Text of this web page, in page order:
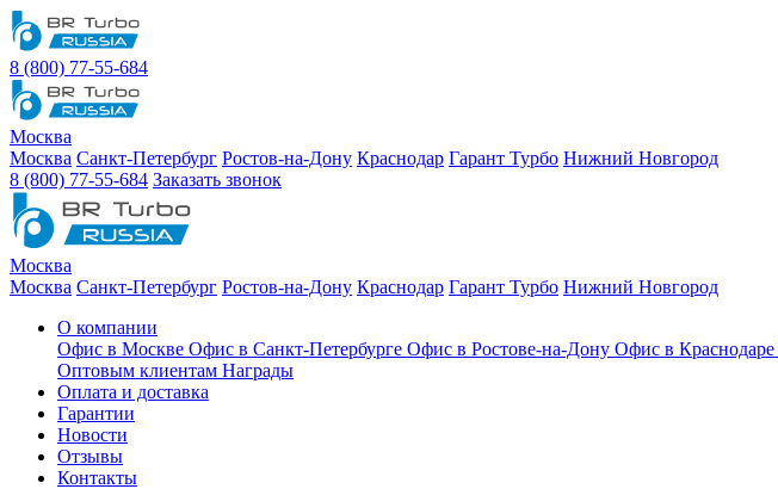
8 (800) 77-55-684
Москва
Москва Санкт-Петербург Ростов-на-Дону Краснодар Гарант Турбо Нижний Новгород
8 (800) 77-55-684 Заказать звонок
Москва
Москва Санкт-Петербург Ростов-на-Дону Краснодар Гарант Турбо Нижний Новгород
О компании
Офис в Москве Офис в Санкт-Петербурге Офис в Ростове-на-Дону Офис в Краснодаре
Оптовым клиентам Награды
Оплата и доставка
Гарантии
Новости
Отзывы
Контакты